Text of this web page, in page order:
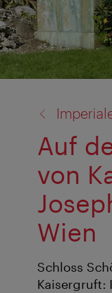
Auf
von
Wien
Schloss
Kaisergruft: